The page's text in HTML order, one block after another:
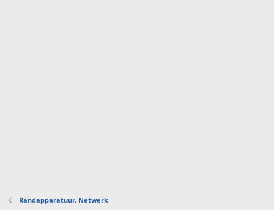
Randapparatuur, Netwerk